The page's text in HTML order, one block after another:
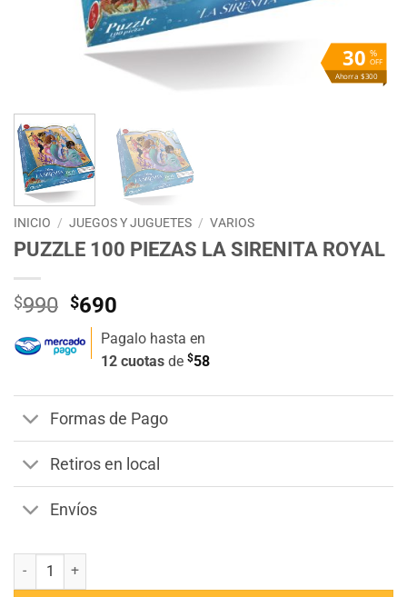
%
OFF
30
Ahorra $300
INICIO / JUEGOS Y JUGUETES / VARIOS
PUZZLE 100 PIEZAS LA SIRENITA ROYAL
$990 El
precio
original
era:
$990.
$690
precio
actual
es:
$690.
Pagalo hasta en
12 cuotas de $58
Formas de Pago
Retiros en local
Envíos
PUZZLE 100 PIEZAS LA SIRENITA ROYAL cantidad